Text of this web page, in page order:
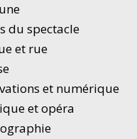
du spectacle
et rue
et numérique
et opéra